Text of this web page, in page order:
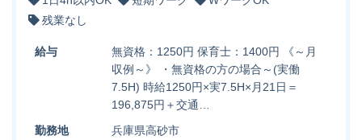
残業なし
給与
無資格：1250円 保育士：1400円 《～月
収例～》 ・無資格の方の場合～(実働
7.5H) 時給1250円×実7.5H×月21日＝
196,875円＋交通…
勤務地
兵庫県高砂市